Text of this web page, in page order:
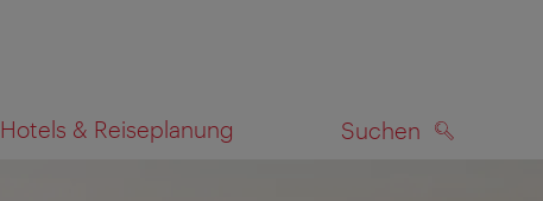
Hotels & Reiseplanung Suchen